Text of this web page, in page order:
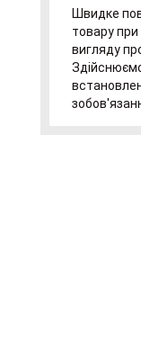
Швидке
товару
вигляду